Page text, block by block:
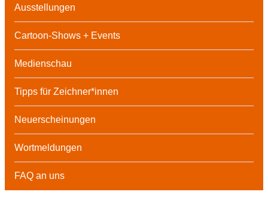
Ausstellungen
Cartoon-Shows + Events
Medienschau
Tipps für Zeichner*innen
Neuerscheinungen
Wortmeldungen
FAQ an uns